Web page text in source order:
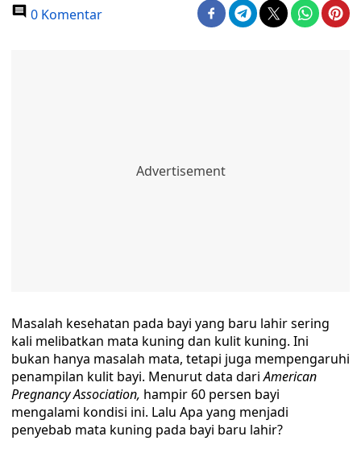
0 Komentar
Masalah kesehatan pada bayi yang baru lahir sering
kali melibatkan mata kuning dan kulit kuning. Ini
bukan hanya masalah mata, tetapi juga mempengaruhi
penampilan kulit bayi. Menurut data dariAmerican
Pregnancy Association, hampir 60 persen bayi
mengalami kondisi ini. Lalu Apa yang menjadi
penyebab mata kuning pada bayi baru lahir?